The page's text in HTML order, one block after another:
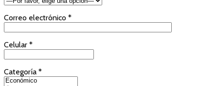
Correo electrónico *
Celular *
Categoría *